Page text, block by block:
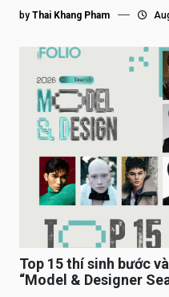
by Thai Khang Pham
Top 15 thí sinh bước
“Model & Designer